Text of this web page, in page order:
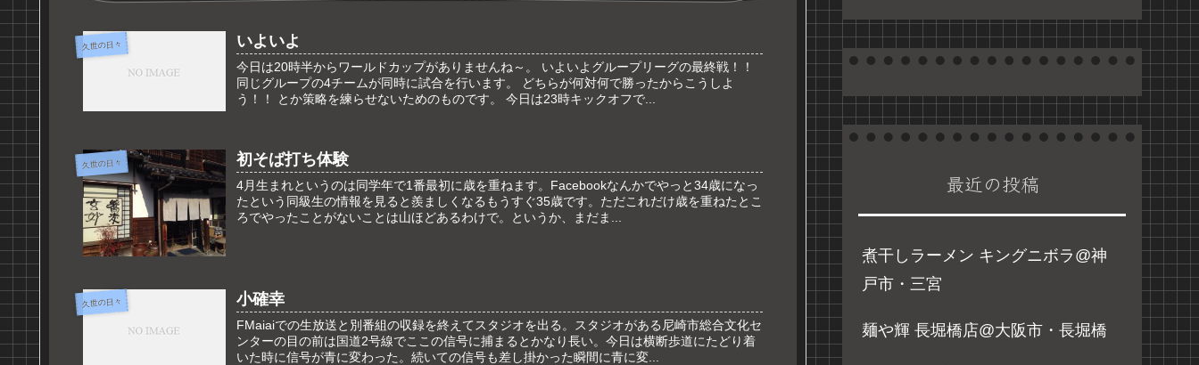
久世の日々 いよいよ
今日は20時半からワールドカップがありませんね～。 いよいよグループリーグの最終戦！！
同じグループの4チームが同時に試合を行います。 どちらが何対何で勝ったからこうしよ
う！！ とか策略を練らせないためのものです。 今日は23時キックオフで...
久世の日々 初そば打ち体験
4月生まれというのは同学年で1番最初に歳を重ねます。Facebookなんかでやっと34歳になっ
たという同級生の情報を見ると羨ましくなるもうすぐ35歳です。ただこれだけ歳を重ねたとこ
ろでやったことがないことは山ほどあるわけで。というか、まだま...
久世の日々 小確幸
FMaiaiでの生放送と別番組の収録を終えてスタジオを出る。スタジオがある尼崎市総合文化セ
ンターの目の前は国道2号線でここの信号に捕まるとかなり長い。今日は横断歩道にたどり着
いた時に信号が青に変わった。続いての信号も差し掛かった瞬間に青に変...
最近の投稿
煮干しラーメン キングニボラ@神
戸市・三宮
麺や輝 長堀橋店@大阪市・長堀橋